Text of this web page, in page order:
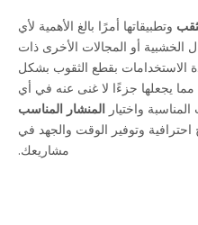
وتطبيقاتها أمرًا بالغ الأهمية لأي
أو المجالات الأخرى ذات
الاستخدامات بقطع الثقوب بشكل
يجعلها جزءًا لا غنى عنه في أي
واختيار المنشار المناسب
احترافية وتوفير الوقت والجهد في
مشاريعك.